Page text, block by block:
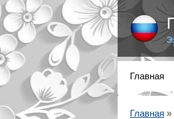
Главная
Главная »